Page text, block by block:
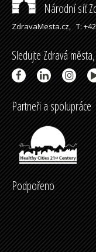
Národní síť
ZdravaMesta.cz,T:
Sledujte Zdravá
Partneři a spolupráce
Podpořeno